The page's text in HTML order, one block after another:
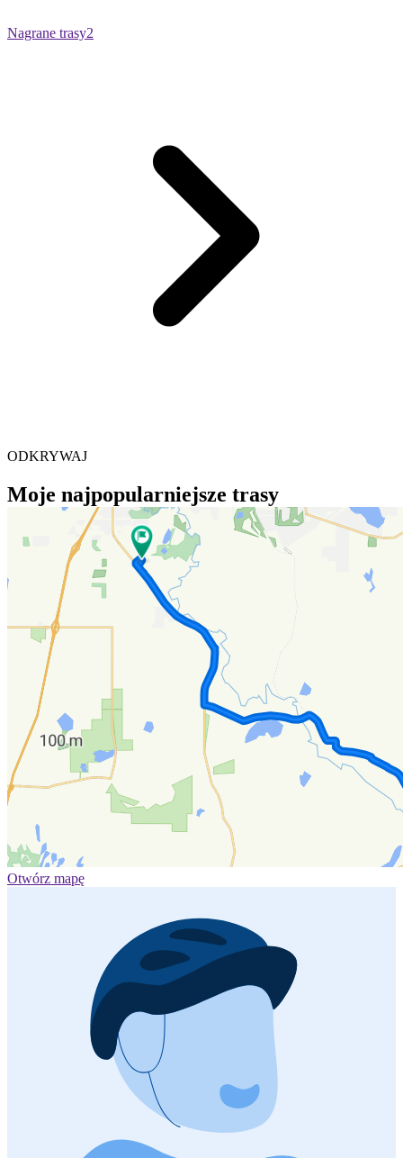
Nagrane trasy2
ODKRYWAJ
Moje najpopularniejsze trasy
Otwórz mapę